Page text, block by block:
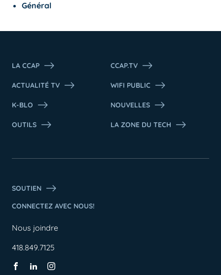
Général
LA CCAP CCAP.TV
ACTUALITÉ TV WIFI PUBLIC
K-BLO NOUVELLES
OUTILS LA ZONE DU TECH
SOUTIEN
CONNECTEZ AVEC NOUS!
Nous joindre
418.849.7125